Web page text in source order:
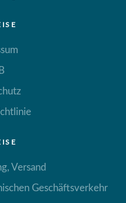
Versand
Geschäftsverkehr